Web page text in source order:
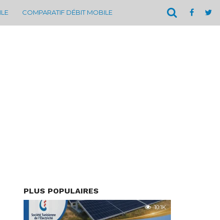
COMPARATIF DÉBIT MOBILE
PLUS POPULAIRES
10.1K